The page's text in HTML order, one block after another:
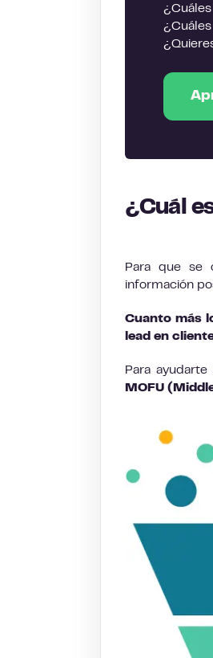
¿Cuál
Para que se
información
Cuanto más
lead en
Para
MOFU